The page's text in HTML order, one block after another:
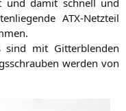
ATX-Netz­teil
sind mit Git­ter­blen­den
wer­den von